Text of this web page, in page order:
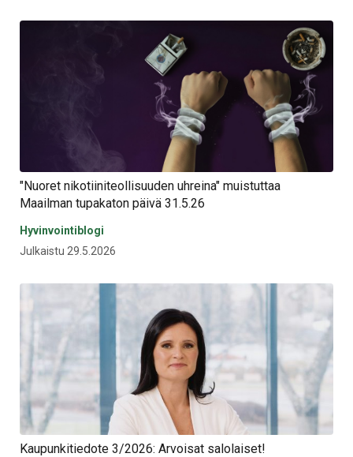
"Nuoret nikotiiniteollisuuden uhreina" muistuttaa
Maailman tupakaton päivä 31.5.26
Hyvinvointiblogi
Julkaistu 29.5.2026
Kaupunkitiedote 3/2026: Arvoisat salolaiset!